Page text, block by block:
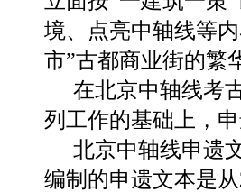
境、点亮中轴线等
市”古都商业街的繁
在北京中轴线考
列工作的基础上，
北京中轴线申遗
编制的申遗文本是